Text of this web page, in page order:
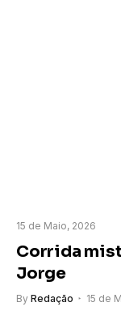
15 de Maio, 2026
Corrida
Jorge
By Redação 15 de